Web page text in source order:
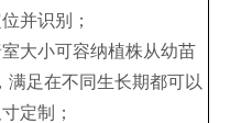
并识别；
大小可容纳植株从幼苗
满足在不同生长期都可以
定制；